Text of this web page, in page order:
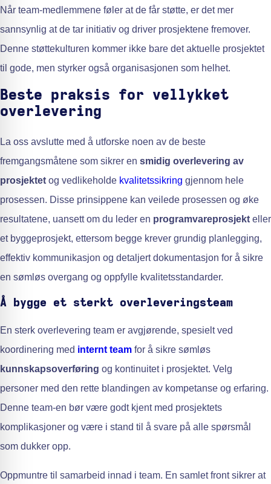
Når team-medlemmene føler at de får støtte, er det mer
sannsynlig at de tar initiativ og driver prosjektene fremover.
Denne støttekulturen kommer ikke bare det aktuelle prosjektet
til gode, men styrker også organisasjonen som helhet.
Beste praksis for vellykket
overlevering
La oss avslutte med å utforske noen av de beste
fremgangsmåtene som sikrer en smidig overlevering av
prosjektet og vedlikeholde kvalitetssikring gjennom hele
prosessen. Disse prinsippene kan veilede prosessen og øke
resultatene, uansett om du leder en programvareprosjekt eller
et byggeprosjekt, ettersom begge krever grundig planlegging,
effektiv kommunikasjon og detaljert dokumentasjon for å sikre
en sømløs overgang og oppfylle kvalitetsstandarder.
Å bygge et sterkt overleveringsteam
En sterk overlevering team er avgjørende, spesielt ved
koordinering med internt team for å sikre sømløs
kunnskapsoverføring og kontinuitet i prosjektet. Velg
personer med den rette blandingen av kompetanse og erfaring.
Denne team-en bør være godt kjent med prosjektets
komplikasjoner og være i stand til å svare på alle spørsmål
som dukker opp.
Oppmuntre til samarbeid innad i team. En samlet front sikrer at